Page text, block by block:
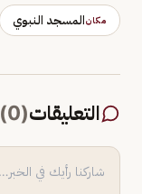
مكانالمسجد النبوي
التعليقات(
0
)